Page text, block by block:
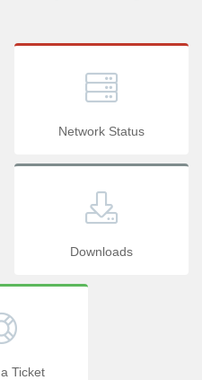
Network Status
Downloads
Ticket